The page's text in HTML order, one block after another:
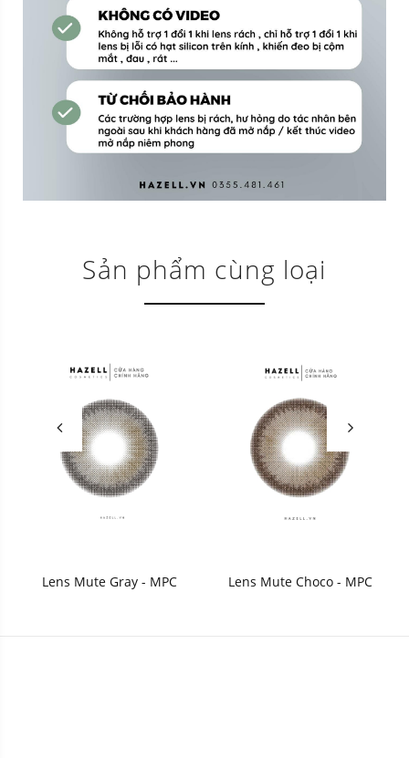
Sản phẩm cùng loại
Lens Mute Gray - MPC Lens Mute Choco - MPC